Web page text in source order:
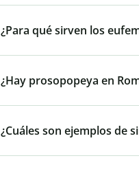
¿Para qué sirven los
¿Hay prosopopeya en
¿Cuáles son ejemplos de